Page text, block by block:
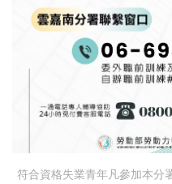
符合資格失業青年凡參加本分